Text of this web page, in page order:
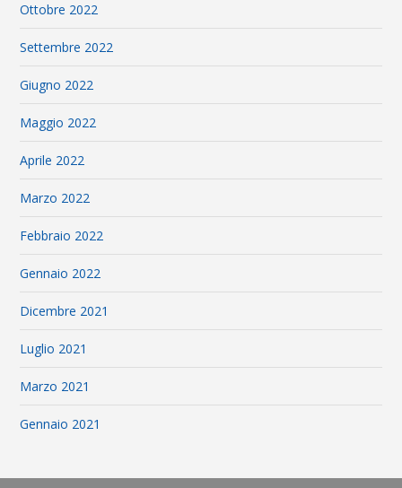
Ottobre 2022
Settembre 2022
Giugno 2022
Maggio 2022
Aprile 2022
Marzo 2022
Febbraio 2022
Gennaio 2022
Dicembre 2021
Luglio 2021
Marzo 2021
Gennaio 2021